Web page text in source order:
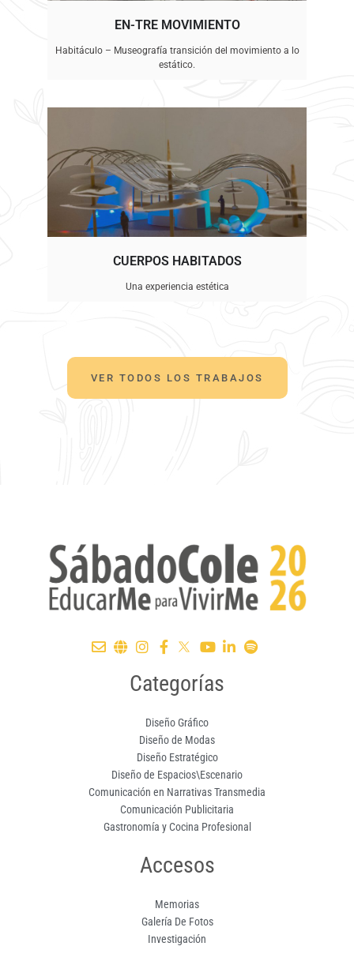
EN-TRE MOVIMIENTO
Habitáculo – Museografía transición del movimiento a lo
estático.
CUERPOS HABITADOS
Una experiencia estética
VER TODOS LOS TRABAJOS
Categorías
Diseño Gráfico
Diseño de Modas
Diseño Estratégico
Diseño de Espacios\Escenario
Comunicación en Narrativas Transmedia
Comunicación Publicitaria
Gastronomía y Cocina Profesional
Accesos
Memorias
Galería De Fotos
Investigación